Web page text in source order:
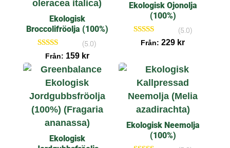
Ekologisk
Broccolifröolja (100%)
Betygsatt
av 5
(5.0)
Från: 159 kr
Ekologisk Ojonolja
(100%)
Betygsatt
(5.0)
Från:229 kr
Ekologisk
Ekologisk Neemolja
(100%)